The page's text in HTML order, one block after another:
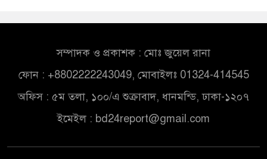
সম্পাদক ও প্রকাশক : মোঃ জুয়েল রানা
ফোন : +8802222243049, মোবাইলঃ 01324-414545
অফিস : ৫ম তলা, ১০০/এ শুক্রাবাদ, ধানমন্ডি, ঢাকা-১২০৭
ইমেইল : bd24report@gmail.com